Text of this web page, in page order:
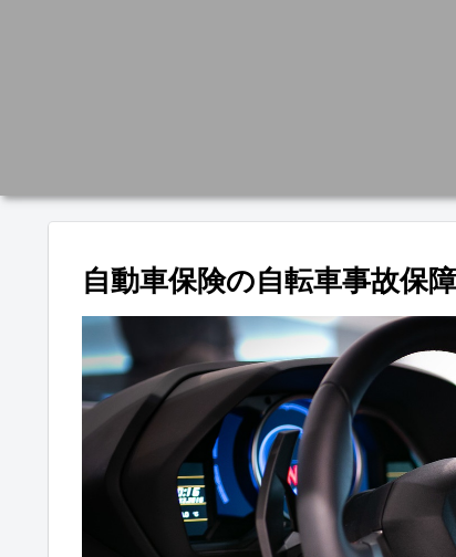
自動車保険の自転車事故保